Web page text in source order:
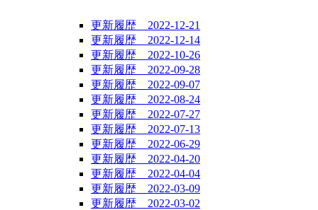
更新履歴 2022-12-21
更新履歴 2022-12-14
更新履歴 2022-10-26
更新履歴 2022-09-28
更新履歴 2022-09-07
更新履歴 2022-08-24
更新履歴 2022-07-27
更新履歴 2022-07-13
更新履歴 2022-06-29
更新履歴 2022-04-20
更新履歴 2022-04-04
更新履歴 2022-03-09
更新履歴 2022-03-02